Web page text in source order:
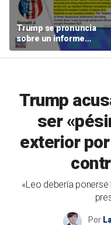
Trump se pronuncia
sobre un informe
alarmante sobre
municiones y promete
Trump
ser
exterior
«Leo debería
Por